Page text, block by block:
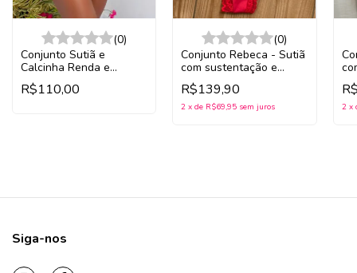
(0)
Conjunto Sutiã e
Calcinha Renda e
Babados - Confort
R$110,00
(0)
Conjunto Rebeca - Sutiã
com sustentação e
Calcinha cintura alta
R$139,90
2 xde R$69,95 sem juros 2 x
Siga-nos